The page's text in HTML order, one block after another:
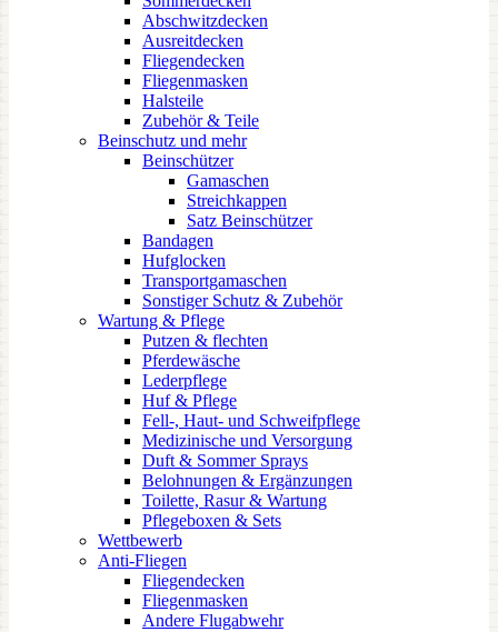
Abschwitzdecken
Ausreitdecken
Fliegendecken
Fliegenmasken
Halsteile
Zubehör & Teile
Beinschutz und mehr
Beinschützer
Gamaschen
Streichkappen
Satz Beinschützer
Bandagen
Hufglocken
Transportgamaschen
Sonstiger Schutz & Zubehör
Wartung & Pflege
Putzen & flechten
Pferdewäsche
Lederpflege
Huf & Pflege
Fell-, Haut- und Schweifpflege
Medizinische und Versorgung
Duft & Sommer Sprays
Belohnungen & Ergänzungen
Toilette, Rasur & Wartung
Pflegeboxen & Sets
Wettbewerb
Anti-Fliegen
Fliegendecken
Fliegenmasken
Andere Flugabwehr